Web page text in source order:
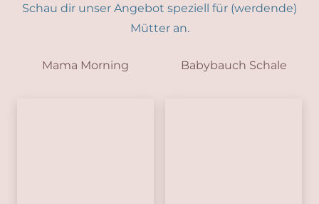
Schau dir unser Angebot speziell für (werdende)
Mütter an.
Mama Morning Babybauch Schale